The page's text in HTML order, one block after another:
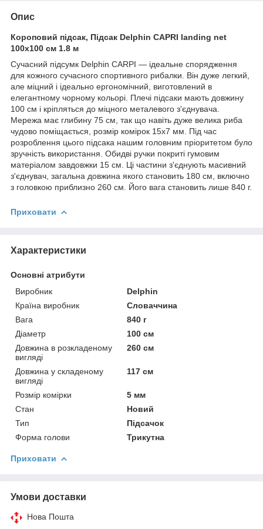
Опис
Короповий підсак, Підсак Delphin CAPRI landing net
100x100 см 1.8 м
Сучасний підсумк Delphin CARPI — ідеальне спорядження
для кожного сучасного спортивного рибалки. Він дуже легкий,
але міцний і ідеально ергономічний, виготовлений в
елегантному чорному кольорі. Плечі підсаки мають довжину
100 см і кріпляться до міцного металевого з'єднувача.
Мережа має глибину 75 см, так що навіть дуже велика риба
чудово поміщається, розмір комірок 15х7 мм. Під час
розроблення цього підсака нашим головним пріоритетом було
зручність використання. Обидві ручки покриті гумовим
матеріалом завдовжки 15 см. Ці частини з'єднують масивний
з'єднувач, загальна довжина якого становить 180 см, включно
з головкою приблизно 260 см. Його вага становить лише 840 г.
Приховати
Характеристики
Основні атрибути
Виробник
Delphin
Країна виробник
Словаччина
Вага
840 г
Діаметр
100 см
Довжина в розкладеному
вигляді
260 см
Довжина у складеному
вигляді
117 см
Розмір комірки
5 мм
Стан
Новий
Тип
Підсачок
Форма голови
Трикутна
Приховати
Умови доставки
Нова Пошта